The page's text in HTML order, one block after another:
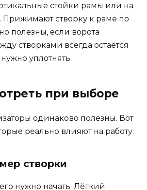
стойки рамы или на
Прижимают створку к раме по
полезны, если ворота
створками всегда остаётся
уплотнять.
при выборе
одинаково полезны. Вот
реально влияют на работу.
створки
нужно начать. Лёгкий